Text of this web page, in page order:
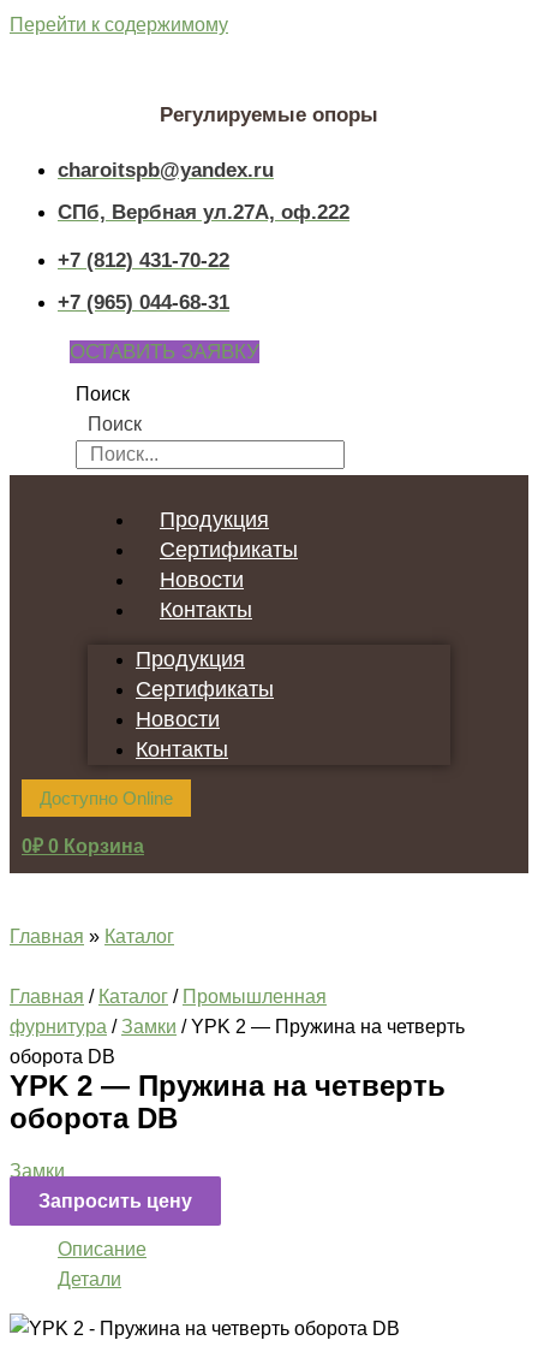
Перейти к содержимому
Регулируемые опоры
charoitspb@yandex.ru
СПб, Вербная ул.27А, оф.222
+7 (812) 431-70-22
+7 (965) 044-68-31
ОСТАВИТЬ ЗАЯВКУ
Поиск
Поиск
Продукция
Сертификаты
Новости
Контакты
Продукция
Сертификаты
Новости
Контакты
Доступно Online
0₽ 0 Корзина
Главная » Каталог
Главная / Каталог / Промышленная
фурнитура / Замки / YPK 2 — Пружина на четверть
оборота DB
YPK 2 — Пружина на четверть
оборота DB
Замки
Запросить цену
Описание
Детали